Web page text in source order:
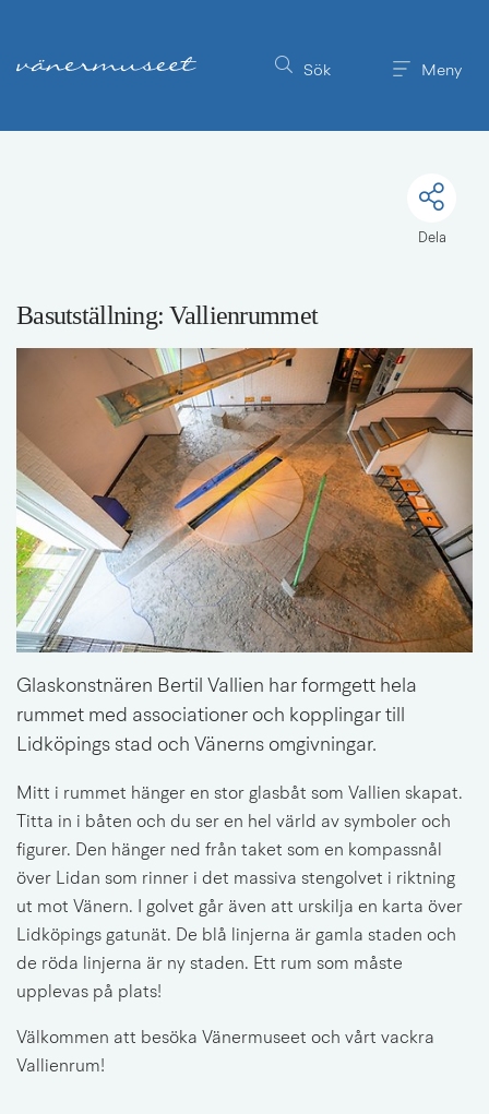
Sök Meny
Dela
Basutställning: Vallienrummet
Glaskonstnären Bertil Vallien har formgett hela
rummet med associationer och kopplingar till
Lidköpings stad och Vänerns omgivningar.
Mitt i rummet hänger en stor glasbåt som Vallien skapat.
Titta in i båten och du ser en hel värld av symboler och
figurer. Den hänger ned från taket som en kompassnål
över Lidan som rinner i det massiva stengolvet i riktning
ut mot Vänern. I golvet går även att urskilja en karta över
Lidköpings gatunät. De blå linjerna är gamla staden och
de röda linjerna är ny staden. Ett rum som måste
upplevas på plats!
Välkommen att besöka Vänermuseet och vårt vackra
Vallienrum!